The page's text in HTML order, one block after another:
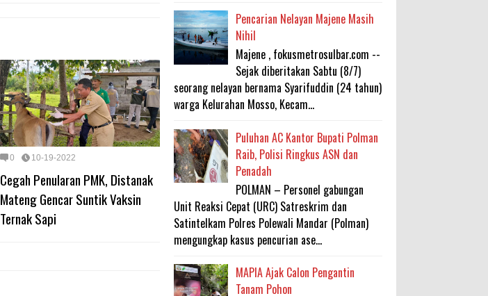
0 10-19-2022
Cegah Penularan PMK, Distanak
Mateng Gencar Suntik Vaksin
Ternak Sapi
Pencarian Nelayan Majene Masih
Nihil
Majene , fokusmetrosulbar.com --
Sejak diberitakan Sabtu (8/7)
seorang nelayan bernama Syarifuddin (24 tahun)
warga Kelurahan Mosso, Kecam...
Puluhan AC Kantor Bupati Polman
Raib, Polisi Ringkus ASN dan
Penadah
POLMAN – Personel gabungan
Unit Reaksi Cepat (URC) Satreskrim dan
Satintelkam Polres Polewali Mandar (Polman)
mengungkap kasus pencurian ase...
MAPIA Ajak Calon Pengantin
Tanam Pohon